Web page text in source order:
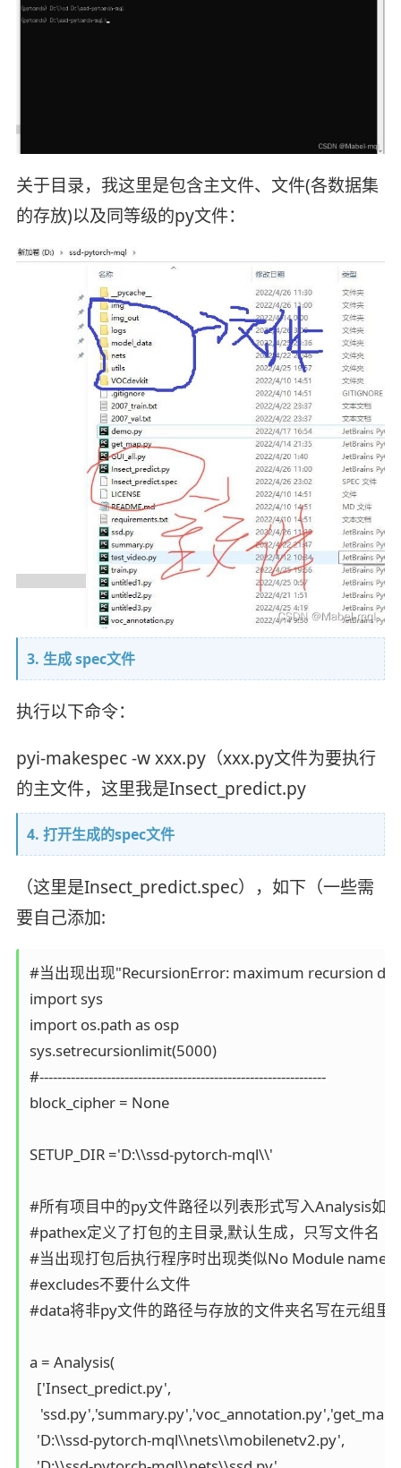
关于目录，我这里是包含主文件、文件(各数据集
的存放)以及同等级的py文件：
3. 生成 spec文件
执行以下命令：
pyi-makespec -w xxx.py（xxx.py文件为要执行
的主文件，这里我是Insect_predict.py
4. 打开生成的spec文件
（这里是Insect_predict.spec），如下（一些需
要自己添加:
#当出现出现"RecursionError: maximum recursion
import sys
import os.path as osp
sys.setrecursionlimit(5000)
#----------------------------------------------------------------
block_cipher = None
SETUP_DIR ='D:\\ssd-pytorch-mql\\'
#所有项目中的py文件路径以列表形式写入Analysis如下
#pathex定义了打包的主目录,默认生成，只写文件名
#当出现打包后执行程序时出现类似No Module
#excludes不要什么文件
#data将非py文件的路径与存放的文件夹名写在元组里
a = Analysis(
  ['Insect_predict.py',
  'D:\\ssd-pytorch-mql\\nets\\mobilenetv2.py',